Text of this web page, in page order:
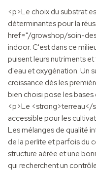
<p>Le choix du substrat
déterminantes pour la
href="/growshop/soin-
indoor. C'est dans ce
puisent leurs nutriments
d'eau et oxygénation. Un
croissance dès les
bien choisi pose les
<p>Le <strong>terreau</
accessible pour les
Les mélanges de qualité
de la perlite et parfois du
structure aérée et une
qui recherchent un